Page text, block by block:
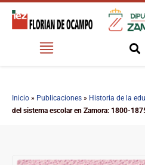
Inicio » Publicaciones » Historia de la
del sistema escolar en Zamora: 1800-